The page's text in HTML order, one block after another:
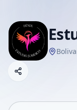
Compartir